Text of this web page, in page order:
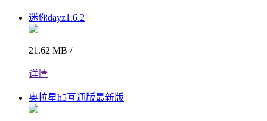
迷你dayz1.6.2
21.62 MB /
详情
奥拉星h5互通版最新版